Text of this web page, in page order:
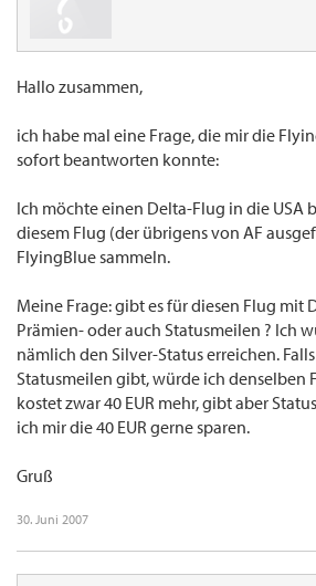
Hallo zusammen,
ich habe mal eine Frage, die mir die
sofort beantworten konnte:
Ich möchte einen Delta-Flug in die USA
diesem Flug (der übrigens von AF
FlyingBlue sammeln.
Meine Frage: gibt es für diesen Flug mit
Prämien- oder auch Statusmeilen ? Ich
nämlich den Silver-Status erreichen.
Statusmeilen gibt, würde ich denselben
kostet zwar 40 EUR mehr, gibt aber
ich mir die 40 EUR gerne sparen.
Gruß
30. Juni 2007